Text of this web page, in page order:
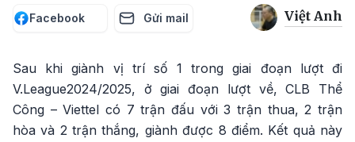
Facebook Gửi mail Việt Anh
Sau khi giành vị trí số 1 trong giai đoạn lượt đi
V.League2024/2025, ở giai đoạn lượt về, CLB Thể
Công – Viettel có 7 trận đấu với 3 trận thua, 2 trận
hòa và 2 trận thắng, giành được 8 điểm. Kết quả này